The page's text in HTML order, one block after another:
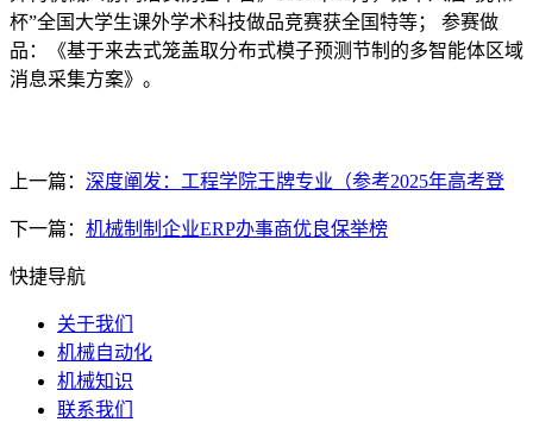
杯”全国大学生课外学术科技做品竞赛获全国特等； 参赛做
品：《基于来去式笼盖取分布式模子预测节制的多智能体区域
消息采集方案》。
上一篇： 深度阐发：工程学院王牌专业（参考2025年高考登
下一篇： 机械制制企业ERP办事商优良保举榜
快捷导航
关于我们
机械自动化
机械知识
联系我们